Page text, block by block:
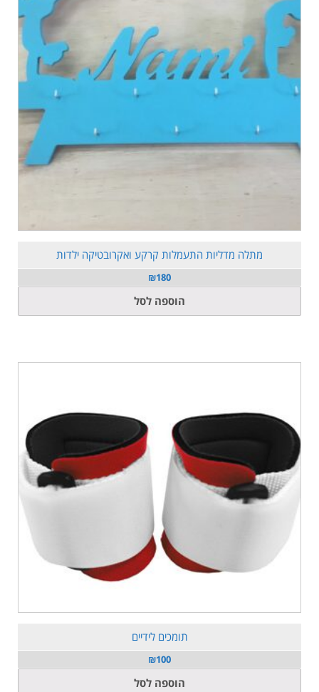
מתלה מדליות התעמלות קרקע ואקרובטיקה ילדות
₪180
הוספה לסל
תומכים לידיים
₪100
הוספה לסל